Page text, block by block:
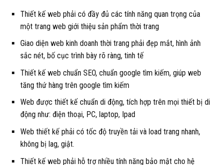
Thiết kế web phải có đầy đủ các tính năng quan trọng của
một trang web giới thiệu sản phẩm thời trang
Giao diện web kinh doanh thời trang phải đẹp mắt, hình ảnh
sắc nét, bố cục trình bày rõ ràng, tinh tế
Thiết kế web chuẩn SEO, chuẩn google tìm kiếm, giúp web
tăng thứ hàng trên google tìm kiếm
Web được thiết kế chuẩn di động, tích hợp trên mọi thiết bị di
động như: điện thoại, PC, laptop, Ipad
Web thiết kế phải có tốc độ truyền tải và load trang nhanh,
không bị lag, giật.
Thiết kế web phải hỗ trợ nhiều tính năng bảo mật cho hệ